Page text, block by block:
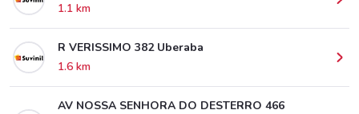
1.1 km
R VERISSIMO 382 Uberaba
1.6 km
AV NOSSA SENHORA DO DESTERRO 466